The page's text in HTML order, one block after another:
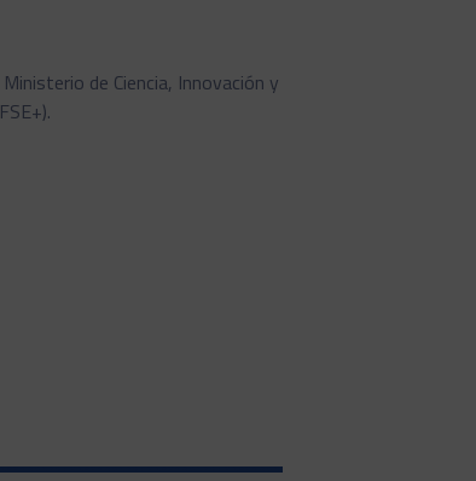
de Ciencia, Innovación y